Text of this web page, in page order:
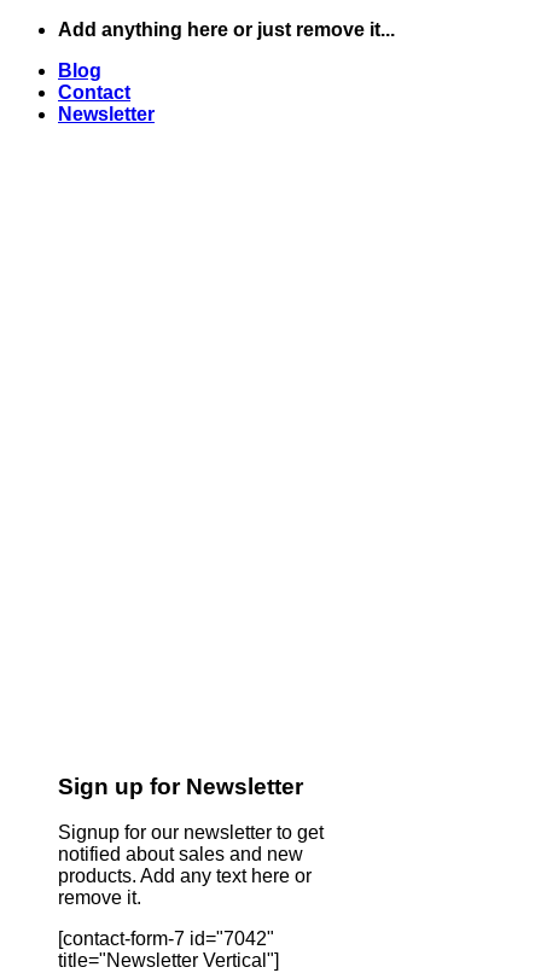
Skip
content
Add anything here or just remove it...
Blog
Contact
Newsletter
Sign up for Newsletter
Signup for our newsletter to get
notified about sales and new
products. Add any text here or
remove it.
[contact-form-7 id="7042"
title="Newsletter Vertical"]